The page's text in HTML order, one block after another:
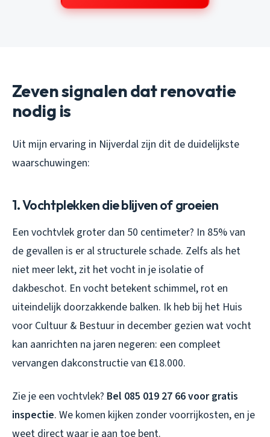
Zeven signalen dat renovatie
nodig is
Uit mijn ervaring in Nijverdal zijn dit de duidelijkste
waarschuwingen:
1. Vochtplekken die blijven of groeien
Een vochtvlek groter dan 50 centimeter? In 85% van
de gevallen is er al structurele schade. Zelfs als het
niet meer lekt, zit het vocht in je isolatie of
dakbeschot. En vocht betekent schimmel, rot en
uiteindelijk doorzakkende balken. Ik heb bij het Huis
voor Cultuur & Bestuur in december gezien wat vocht
kan aanrichten na jaren negeren: een compleet
vervangen dakconstructie van €18.000.
Zie je een vochtvlek? Bel 085 019 27 66 voor gratis
inspectie. We komen kijken zonder voorrijkosten, en je
weet direct waar je aan toe bent.